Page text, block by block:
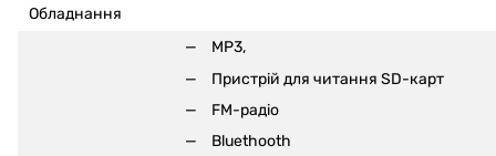
Обладнання
MP3,
Пристрій для читання SD-карт
FM-радіо
Bluethooth